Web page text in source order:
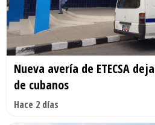
Nueva avería de ETECSA
de cubanos
Hace 2 días